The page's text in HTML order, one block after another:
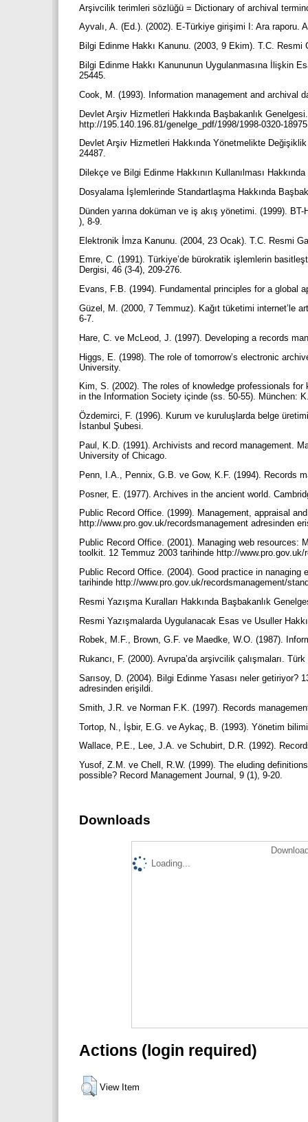
Arşivcilik terimleri sözlüğü = Dictionary of archival
Ayvalı, A. (Ed.). (2002). E-Türkiye girişimi I: Ara raporu.
Bilgi Edinme Hakkı Kanunu. (2003, 9 Ekim). T.C.
Bilgi Edinme Hakkı Kanununun Uygulanmasına İlişkin
25445.
Cook, M. (1993). Information management and archival
Devlet Arşiv Hizmetleri Hakkında Başbakanlık
http://195.140.196.81/genelge_pdf/1998/1998-0320-
Devlet Arşiv Hizmetleri Hakkında Yönetmelikte
24487.
Dilekçe ve Bilgi Edinme Hakkının Kullanılması
Dosyalama İşlemlerinde Standartlaşma Hakkında
Dünden yarına doküman ve iş akış yönetimi. (1999).
), 8-9.
Elektronik İmza Kanunu. (2004, 23 Ocak). T.C. Resmi
Emre, C. (1991). Türkiye’de bürokratik işlemlerin
Dergisi, 46 (3-4), 209-276.
Evans, F.B. (1994). Fundamental principles for a global
Güzel, M. (2000, 7 Temmuz). Kağıt tüketimi internet’le
6-7.
Hare, C. ve McLeod, J. (1997). Developing a records
Higgs, E. (1998). The role of tomorrow’s electronic
University.
Kim, S. (2002). The roles of knowledge professionals
in the Information Society içinde (ss. 50-55). München:
Özdemirci, F. (1996). Kurum ve kuruluşlarda belge
İstanbul Şubesi.
Paul, K.D. (1991). Archivists and record management.
University of Chicago.
Penn, I.A., Pennix, G.B. ve Gow, K.F. (1994). Records
Posner, E. (1977). Archives in the ancient world.
Public Record Office. (1999). Management, appraisal
http://www.pro.gov.uk/recordsmanagement adresinden
Public Record Office. (2001). Managing web resources:
toolkit. 12 Temmuz 2003 tarihinde http://
Public Record Office. (2004). Good practice in
tarihinde http://www.pro.gov.uk/recordsmanagement/
Resmi Yazışma Kuralları Hakkında Başbakanlık
Resmi Yazışmalarda Uygulanacak Esas ve Usuller
Robek, M.F., Brown, G.F. ve Maedke, W.O. (1987).
Rukancı, F. (2000). Avrupa’da arşivcilik çalışmaları.
Sarısoy, D. (2004). Bilgi Edinme Yasası neler getiriyor?
adresinden erişildi.
Smith, J.R. ve Norman F.K. (1997). Records
Tortop, N., İşbir, E.G. ve Aykaç, B. (1993). Yönetim
Wallace, P.E., Lee, J.A. ve Schubirt, D.R. (1992).
Yusof, Z.M. ve Chell, R.W. (1999). The eluding
possible? Record Management Journal, 9 (1), 9-20.
Downloads
Loading...
Actions (login required)
View Item